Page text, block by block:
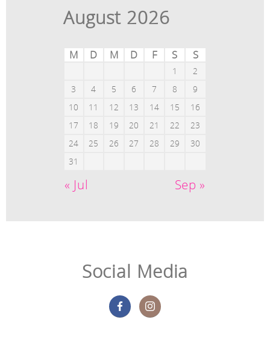
August 2026
M D M D F S S
« Jul Sep »
1
2
3
4 5 6 7 8
9
10
11 12 13 14 15
16
17
18 19 20 21 22
23
24
25 26 27 28 29
30
31
Social Media